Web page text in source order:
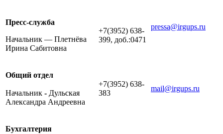
Пресс-служба
Начальник — Плетнёва
Ирина Сабитовна
+7(3952) 638-
399, доб.:0471
pressa@irgups.ru
Общий отдел
Начальник - Дульская
Александра Андреевна
+7(3952) 638-
383
mail@irgups.ru
Бухгалтерия